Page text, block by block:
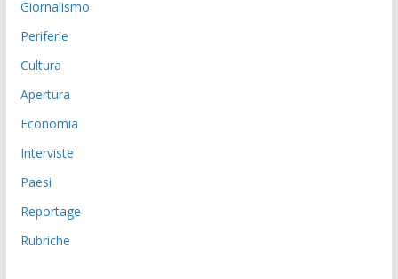
Giornalismo
Periferie
Cultura
Apertura
Economia
Interviste
Paesi
Reportage
Rubriche